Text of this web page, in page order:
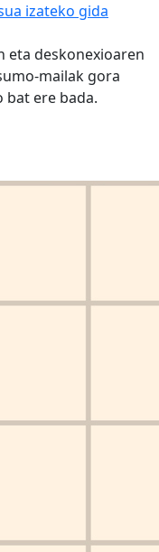
izateko gida
eta deskonexioaren
mailak gora
ere bada.